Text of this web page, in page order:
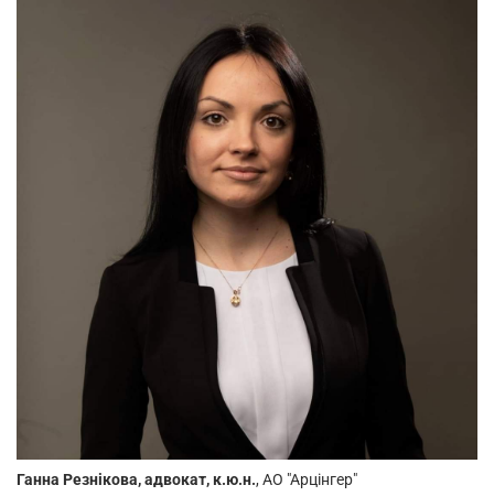
Ганна Резнікова, адвокат, к.ю.н., АО "Арцінгер"